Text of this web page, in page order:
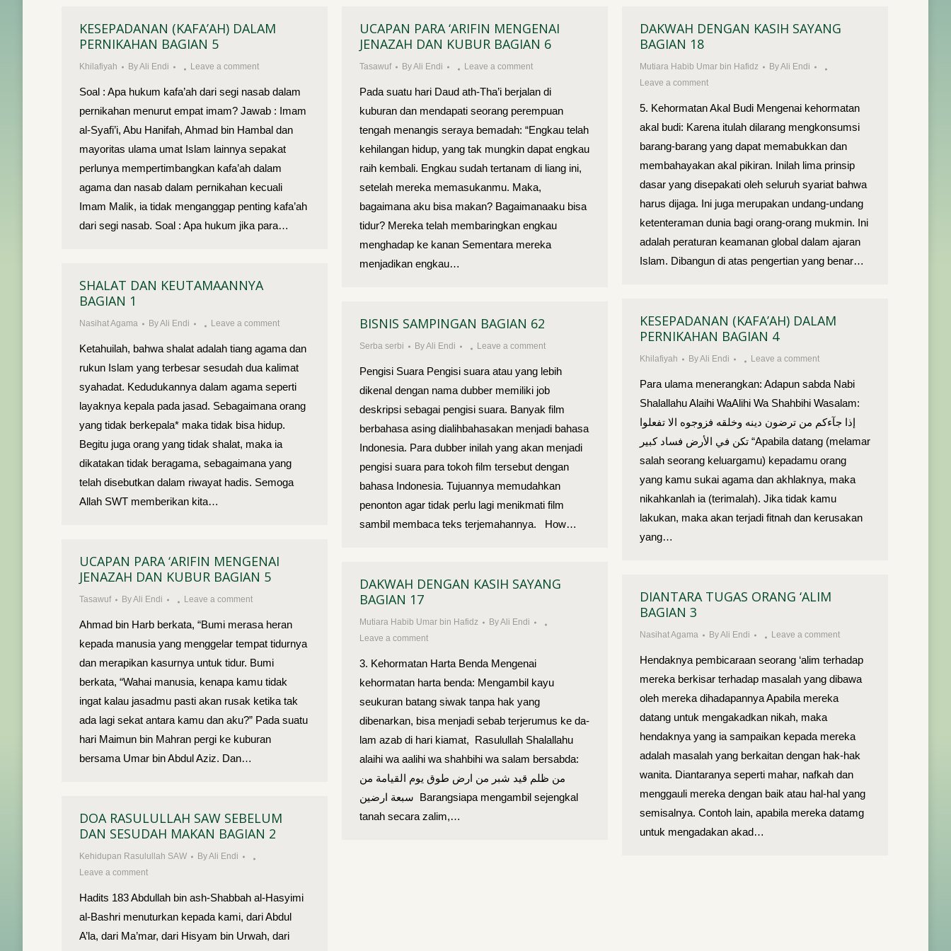
KESEPADANAN (KAFA’AH) DALAM
PERNIKAHAN BAGIAN 5
Khilafiyah ByAli Endi Leave a comment
Soal : Apa hukum kafa’ah dari segi nasab dalam
pernikahan menurut empat imam? Jawab : Imam
al-Syafi’i, Abu Hanifah, Ahmad bin Hambal dan
mayoritas ulama umat Islam lainnya sepakat
perlunya mempertimbangkan kafa’ah dalam
agama dan nasab dalam pernikahan kecuali
Imam Malik, ia tidak menganggap penting kafa’ah
dari segi nasab. Soal : Apa hukum jika para…
UCAPAN PARA ‘ARIFIN MENGENAI
JENAZAH DAN KUBUR BAGIAN 6
Tasawuf ByAli Endi Leave a comment
Pada suatu hari Daud ath-Tha’i berjalan di
kuburan dan mendapati seorang perempuan
tengah menangis seraya bemadah: “Engkau telah
kehilangan hidup, yang tak mungkin dapat engkau
raih kembali. Engkau sudah tertanam di liang ini,
setelah mereka memasukanmu. Maka,
bagaimana aku bisa makan? Bagaimanaaku bisa
tidur? Mereka telah membaringkan engkau
menghadap ke kanan Sementara mereka
menjadikan engkau…
DAKWAH DENGAN KASIH SAYANG
BAGIAN 18
Mutiara Habib Umar bin Hafidz ByAli Endi
Leave a comment
5. Kehormatan Akal Budi Mengenai kehormatan
akal budi: Karena itulah dilarang mengkonsumsi
barang-barang yang dapat memabukkan dan
membahayakan akal pikiran. Inilah lima prinsip
dasar yang disepakati oleh seluruh syariat bahwa
harus dijaga. Ini juga merupa­kan undang-undang
ketenteraman dunia bagi orang-orang mukmin. Ini
adalah peraturan keamanan global dalam ajaran
Islam. Dibangun di atas pengertian yang benar…
SHALAT DAN KEUTAMAANNYA
BAGIAN 1
Nasihat Agama ByAli Endi Leave a comment
Ketahuilah, bahwa shalat adalah tiang agama dan
rukun Islam yang terbesar sesudah dua kalimat
syahadat. Kedudukannya dalam agama seperti
layaknya kepala pada jasad. Sebagaimana orang
yang tidak berkepala* maka tidak bisa hidup.
Begitu juga orang yang tidak shalat, maka ia
dikatakan tidak beragama, sebagaimana yang
telah disebutkan dalam riwayat hadis. Semoga
Allah SWT memberikan kita…
KESEPADANAN (KAFA’AH) DALAM
PERNIKAHAN BAGIAN 4
Khilafiyah ByAli Endi Leave a comment
Para ulama menerangkan: Adapun sabda Nabi
Shalallahu Alaihi WaAlihi Wa Shahbihi Wasalam:
إذا جآءكم من ترضون دينه وخلقه فزوجوه الا تفعلوا
تكن في الأرض فساد كبير “Apabila datang (melamar
salah seorang keluargamu) kepadamu orang
yang kamu sukai agama dan akhlaknya, maka
nikahkanlah ia (terimalah). Jika tidak kamu
lakukan, maka akan terjadi fitnah dan kerusakan
yang…
BISNIS SAMPINGAN BAGIAN 62
Serba serbi ByAli Endi Leave a comment
Pengisi Suara Pengisi suara atau yang lebih
dikenal dengan nama dubber memiliki job
deskripsi sebagai pengisi suara. Banyak film
berbahasa asing dialihbahasakan menjadi bahasa
Indonesia. Para dubber inilah yang akan menjadi
pengisi suara para tokoh film tersebut dengan
bahasa Indonesia. Tujuannya memudahkan
penonton agar tidak perlu lagi menikmati film
sambil membaca teks terjemahannya. How…
UCAPAN PARA ‘ARIFIN MENGENAI
JENAZAH DAN KUBUR BAGIAN 5
Tasawuf ByAli Endi Leave a comment
Ahmad bin Harb berkata, “Bumi merasa heran
kepada manusia yang menggelar tempat tidurnya
dan merapikan kasurnya untuk tidur. Bumi
berkata, “Wahai manusia, kenapa kamu tidak
ingat kalau jasadmu pasti akan rusak ketika tak
ada lagi sekat antara kamu dan aku?” Pada suatu
hari Maimun bin Mahran pergi ke kuburan
bersama Umar bin Abdul Aziz. Dan…
DAKWAH DENGAN KASIH SAYANG
BAGIAN 17
Mutiara Habib Umar bin Hafidz ByAli Endi
Leave a comment
3. Kehormatan Harta Benda Mengenai
kehormatan harta benda: Mengambil kayu
seukuran batang siwak tanpa hak yang
dibenarkan, bisa menjadi sebab terjerumus ke da­
lam azab di hari kiamat, Rasulullah Shalallahu
alaihi wa aalihi wa shahbihi wa salam bersabda:
من ظلم قيد شبر من ارض طوق يوم القيامة من
سبعة ارضين Barangsiapa mengambil sejengkal
tanah secara zalim,…
DIANTARA TUGAS ORANG ‘ALIM
BAGIAN 3
Nasihat Agama ByAli Endi Leave a comment
Hendaknya pembicaraan seorang ‘alim terhadap
mereka berkisar terhadap masalah yang dibawa
oleh mereka dihadapannya Apabila mereka
datang untuk mengakadkan nikah, maka
hendaknya yang ia sampaikan kepada mereka
adalah masalah yang berkaitan dengan hak-hak
wanita. Diantaranya seperti mahar, nafkah dan
menggauli mereka dengan baik atau hal-hal yang
semisalnya. Contoh lain, apabila mereka datamg
untuk mengadakan akad…
DOA RASULULLAH SAW SEBELUM
DAN SESUDAH MAKAN BAGIAN 2
Kehidupan Rasulullah SAW ByAli Endi
Leave a comment
Hadits 183 Abdullah bin ash-Shabbah al-Hasyimi
al-Bashri menuturkan kepada kami, dari Abdul
A’la, dari Ma’mar, dari Hisyam bin Urwah, dari